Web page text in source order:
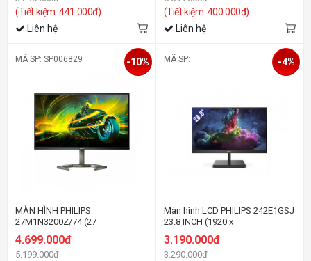
(Tiết kiệm: 441.000đ)
Liên hệ
(Tiết kiệm: 400.000đ)
Liên hệ
MÃ SP: SP006829
MÀN HÌNH PHILIPS
27M1N3200Z/74 (27
4.699.000đ
5.199.000đ
-10% MÃ SP:
Màn hình LCD PHILIPS 242E1GSJ
23.8 INCH (1920 x
FreeSync)
3.190.000đ
3.290.000đ
-4%